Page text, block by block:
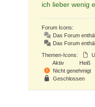
ich lieber wenig
Forum Icons:
Das Forum
Das Forum
Themen-Icons:
Aktiv
Heiß
Nicht genehmigt
Geschlossen